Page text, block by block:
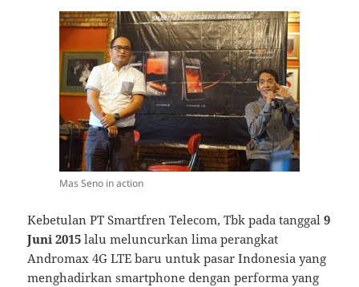
Mas Seno in action
Kebetulan PT Smartfren Telecom, Tbk pada tanggal9
Juni 2015 lalu meluncurkan lima perangkat
Andromax 4G LTE baru untuk pasar Indonesia yang
menghadirkan smartphone dengan performa yang